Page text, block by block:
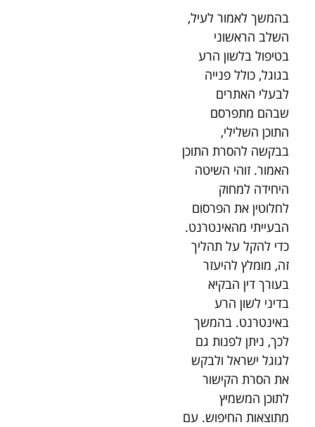
בהמשך לאמור לעיל,
השלב הראשוני
בטיפול בלשון הרע
בגוגל, כולל פנייה
לבעלי האתרים
שבהם מתפרסם
התוכן השלילי,
בבקשה להסרת התוכן
האמור. זוהי השיטה
היחידה למחוק
לחלוטין את הפרסום
הבעייתי מהאינטרנט.
כדי להקל על תהליך
זה, מומלץ להיעזר
בעורך דין הבקיא
בדיני לשון הרע
באינטרנט. בהמשך
לכך, ניתן לפנות גם
לגוגל ישראל ולבקש
את הסרת הקישור
לתוכן המשמיץ
מתוצאות החיפוש. עם